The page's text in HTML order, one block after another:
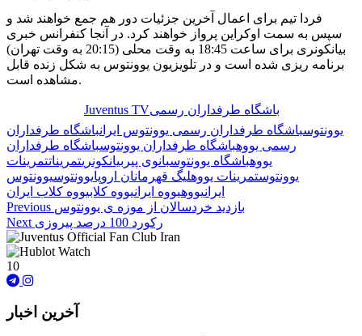
فردا تیم برای اعمال آخرین جزئیات دور هم جمع خواهند شد و
سپس به سمت اوکراین پرواز خواهند کرد. در آنجا کنفرانس خبری
بیانکونری برای ساعت 18:45 به وقت محلی (20:15 به وقت تهران)
برنامه ریزی شده است و در تلویزیون یوونتوس به شکل زنده قابل
مشاهده است.
Juventus TVباشگاه طرفداران رسمی
یوونتوسباشگاه طرفداران رسمی یوونتوس ایرانباشگاه طرفداران
رسمی یووهباشگاه طرفداران یوونتوسباشگاه طرفداران
یووهباشگاه یوونتوسبانوی پیر بیانکونریتمریناتتمرینات
یوونتوستمرینات یووهلیگ قهرمانان اروپایوونتوسیوونتوس
ایرانیووهیووه ایرانیووه کلابیووه کلاب ایران
Previous بازدید خردسالان از موزه ی یوونتوس
Next
رکورد 100 درصد پیروزی
10
آخرین اخبار